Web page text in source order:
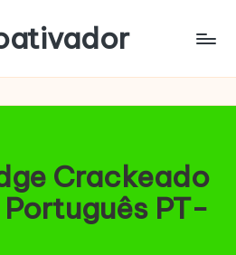
Crackeado
PT-